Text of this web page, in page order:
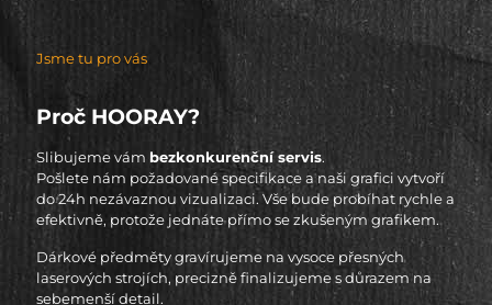
Jsme tu pro vás
Proč HOORAY?
Slibujeme vám bezkonkurenční servis.
Pošlete nám požadované specifikace a naši grafici vytvoří
do 24h nezávaznou vizualizaci. Vše bude probíhat rychle a
efektivně, protože jednáte přímo se zkušeným grafikem.
Dárkové předměty gravírujeme na vysoce přesných
laserových strojích, precizně finalizujeme s důrazem na
sebemenší detail.